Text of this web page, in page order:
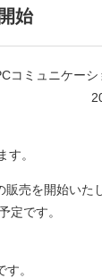
始
コミュニケー
。
売を開始いた
定です。
。